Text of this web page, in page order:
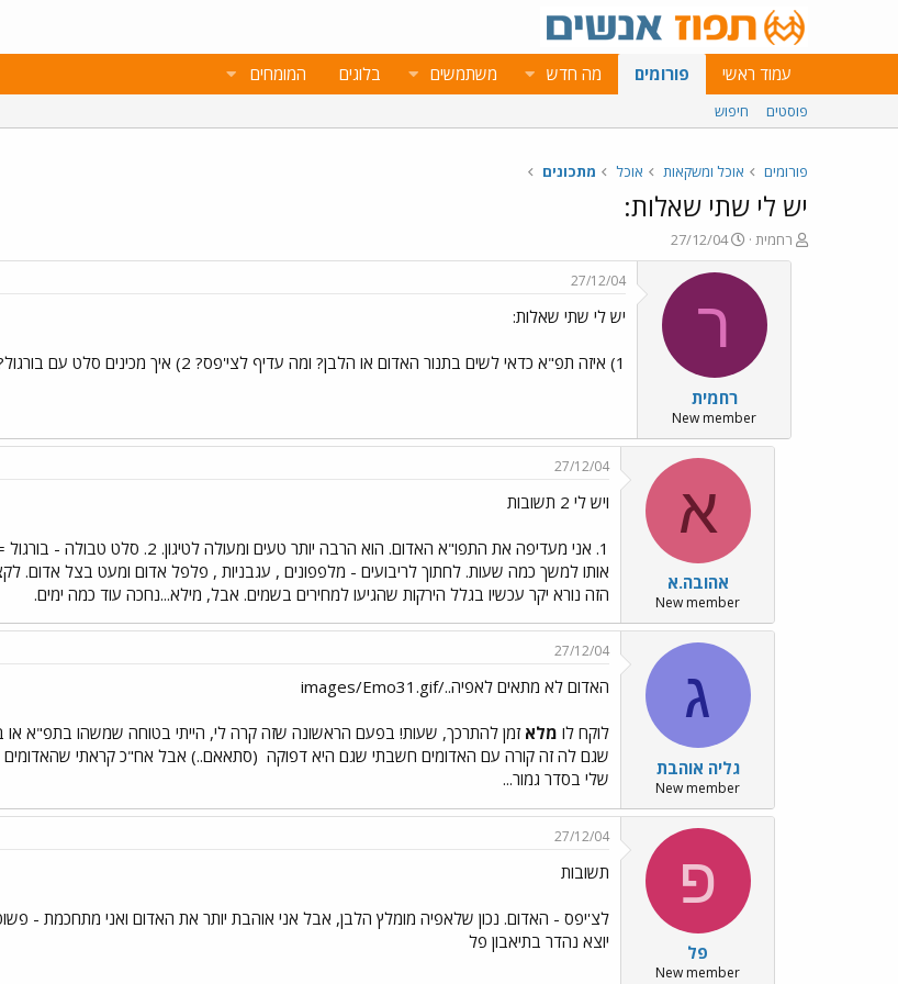
עמוד ראשי פורומים מה חדש משתמשים בלוגים המומחים
פוסטים חיפוש
פורומים אוכל ומשקאות אוכל מתכונים
יש לי שתי שאלות:
פ
ו
רחמית
פ
ו
ר
ם
א
ר
י
ך
27/12/04
ר
רחמית
New member
27/12/04
יש לי שתי שאלות:
1) איזה תפ"א כדאי לשים בתנור האדום או הלבן? ומה עדיף לצי'פס? 2) איך מכינים סלט עם בורגול? תודה
א
אהובה.א
New member
27/12/04
ויש לי 2 תשובות
1. אני מעדיפה את התפו"א האדום.
אותו למשך כמה שעות. לחתוך לריבועים - מלפפונים , עגבניות , פלפל אדום ומעט בצל אדום.
הזה נורא יקר עכשיו בגלל הירקות שהגיעו למחירים בשמים. אבל, מילא...נחכה עוד כמה ימים.
ג
גליה אוהבת
New member
27/12/04
האדום לא מתאים לאפיה../images/Emo31.gif
לוקח לו מלא זמן להתרכך, שעות! בפעם הראשונה שזה קרה לי, הייתי בטוחה שמשהו בתפ"א
שגם לה זה קורה עם האדומים חשבתי שגם היא דפוקה (סתאאם..) אבל אח"כ קראתי שהאדומים
שלי בסדר גמור...
פ
פל
New member
27/12/04
תשובות
לצ'יפס - האדום. נכון שלאפיה מומלץ הלבן, אבל אני אוהבת יותר את האדום ואני מתחכמת -
יוצא נהדר בתיאבון פל